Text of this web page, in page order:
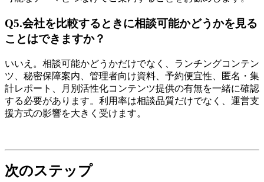
Q5.会社を比較するときに相談可能かどうかを見る
ことはできますか？
いいえ。相談可能かどうかだけでなく、ランチングコンテン
ツ、秘密保障案内、管理者向け資料、予約便宜性、匿名・集
計レポート、月別活性化コンテンツ提供の有無を一緒に確認
する必要があります。利用率は相談品質だけでなく、運営支
援方式の影響を大きく受けます。
次のステップ